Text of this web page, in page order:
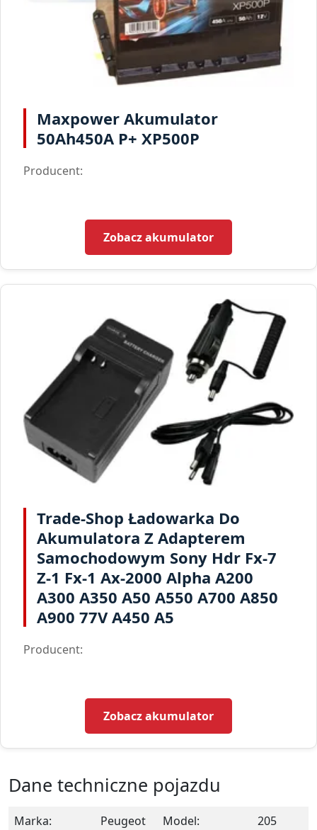
Maxpower Akumulator
50Ah450A P+ XP500P
Producent:
Zobacz akumulator
Trade-Shop Ładowarka Do
Akumulatora Z Adapterem
Samochodowym Sony Hdr Fx-7
Z-1 Fx-1 Ax-2000 Alpha A200
A300 A350 A50 A550 A700 A850
A900 77V A450 A5
Producent:
Zobacz akumulator
Dane techniczne pojazdu
Marka: Peugeot Model:
205